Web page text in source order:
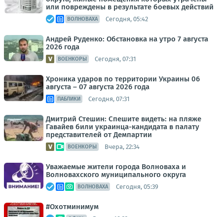
или повреждены в результате боевых действий
ВОЛНОВАХА Сегодня, 05:42
Андрей Руденко: Обстановка на утро 7 августа
2026 года
ВОЕНКОРЫ Сегодня, 07:31
Хроника ударов по территории Украины 06
августа – 07 августа 2026 года
ПАБЛИКИ Сегодня, 07:31
Дмитрий Стешин: Спешите видеть: на пляже
Гавайев били украинца-кандидата в палату
представителей от Демпартии
ВОЕНКОРЫ Вчера, 22:34
Уважаемые жители города Волноваха и
Волновахского муниципального округа
ВОЛНОВАХА Сегодня, 05:39
#Охотминимум